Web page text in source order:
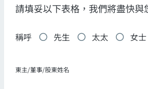
請填妥以下表格，我們將盡快與
稱呼 先生 太太 女士
東主/董事/股東姓名